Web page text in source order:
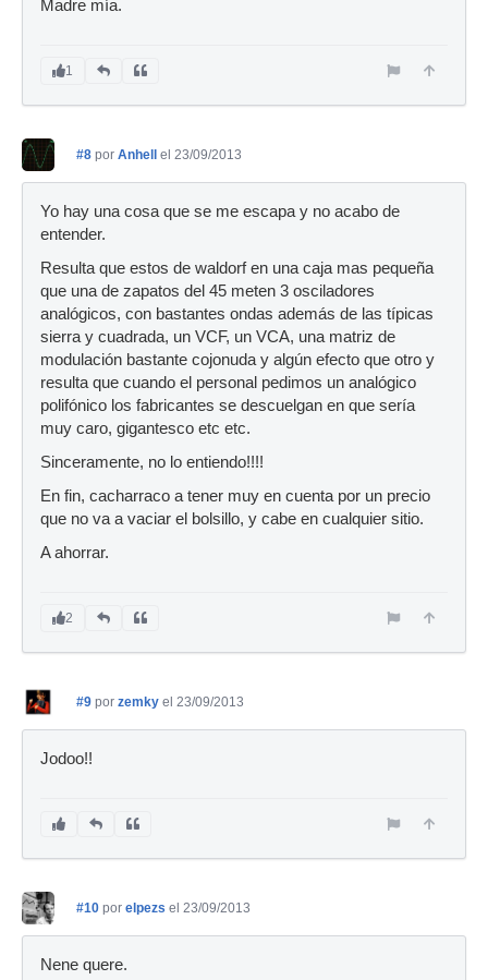
Madre mía.
1
#8 por Anhell el 23/09/2013
Yo hay una cosa que se me escapa y no acabo de
entender.
Resulta que estos de waldorf en una caja mas pequeña
que una de zapatos del 45 meten 3 osciladores
analógicos, con bastantes ondas además de las típicas
sierra y cuadrada, un VCF, un VCA, una matriz de
modulación bastante cojonuda y algún efecto que otro y
resulta que cuando el personal pedimos un analógico
polifónico los fabricantes se descuelgan en que sería
muy caro, gigantesco etc etc.
Sinceramente, no lo entiendo!!!!
En fin, cacharraco a tener muy en cuenta por un precio
que no va a vaciar el bolsillo, y cabe en cualquier sitio.
A ahorrar.
2
#9 por zemky el 23/09/2013
Jodoo!!
#10 por elpezs el 23/09/2013
Nene quere.